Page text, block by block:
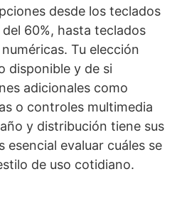
desde los teclados
60%, hasta teclados
Tu elección
disponible y de si
adicionales como
o controles multimedia
y distribución tiene sus
esencial evaluar cuáles se
de uso cotidiano.